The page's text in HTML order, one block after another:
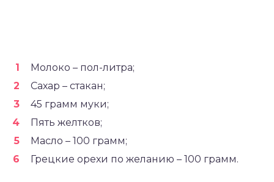
Молоко – пол-литра;
Сахар – стакан;
45 грамм муки;
Пять желтков;
Масло – 100 грамм;
Грецкие орехи по желанию – 100 грамм.